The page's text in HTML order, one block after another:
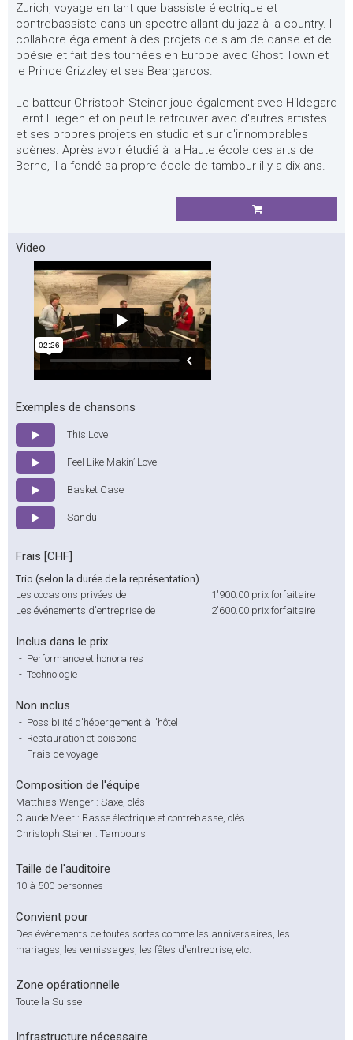
Zurich, voyage en tant que bassiste électrique et
contrebassiste dans un spectre allant du jazz à la country. Il
collabore également à des projets de slam de danse et de
poésie et fait des tournées en Europe avec Ghost Town et
le Prince Grizzley et ses Beargaroos.
Le batteur Christoph Steiner joue également avec Hildegard
Lernt Fliegen et on peut le retrouver avec d'autres artistes
et ses propres projets en studio et sur d'innombrables
scènes. Après avoir étudié à la Haute école des arts de
Berne, il a fondé sa propre école de tambour il y a dix ans.
Video
Exemples de chansons
This Love
Feel Like Makin’ Love
Basket Case
Sandu
Frais [CHF]
Trio (selon la durée de la représentation)
Les occasions privées de
1'900.00 prix forfaitaire
Les événements d'entreprise de
2'600.00 prix forfaitaire
Inclus dans le prix
- Performance et honoraires
- Technologie
Non inclus
- Possibilité d'hébergement à l'hôtel
- Restauration et boissons
- Frais de voyage
Composition de l'équipe
Matthias Wenger : Saxe, clés
Claude Meier : Basse électrique et contrebasse, clés
Christoph Steiner : Tambours
Taille de l'auditoire
10 à 500 personnes
Convient pour
Des événements de toutes sortes comme les anniversaires, les
mariages, les vernissages, les fêtes d'entreprise, etc.
Zone opérationnelle
Toute la Suisse
Infrastructure nécessaire